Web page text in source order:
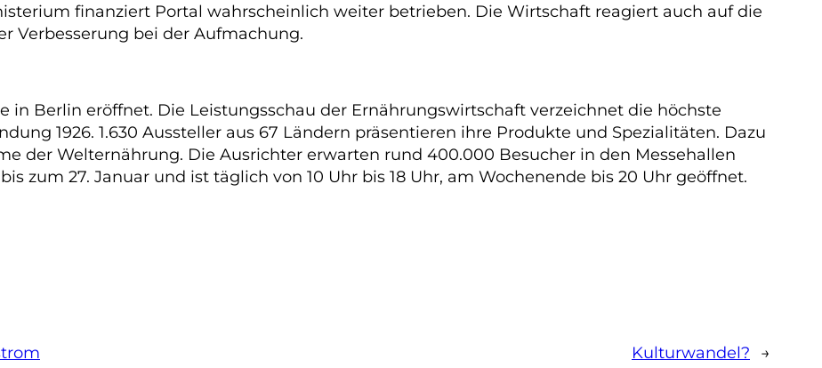
finanziert Portal wahrscheinlich weiter betrieben. Die Wirtschaft reagiert auch auf die
Verbesserung bei der Aufmachung.
in Berlin eröffnet. Die Leistungsschau der Ernährungswirtschaft verzeichnet die höchste
1926. 1.630 Aussteller aus 67 Ländern präsentieren ihre Produkte und Spezialitäten. Dazu
der Welternährung. Die Ausrichter erwarten rund 400.000 Besucher in den Messehallen
zum 27. Januar und ist täglich von 10 Uhr bis 18 Uhr, am Wochenende bis 20 Uhr geöffnet.
Kulturwandel? →